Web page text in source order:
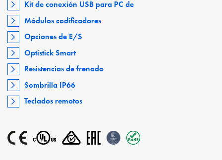
Kit de conexión USB para PC de
Módulos codificadores
Opciones de E/S
Optistick Smart
Resistencias de frenado
Sombrilla IP66
Teclados remotos